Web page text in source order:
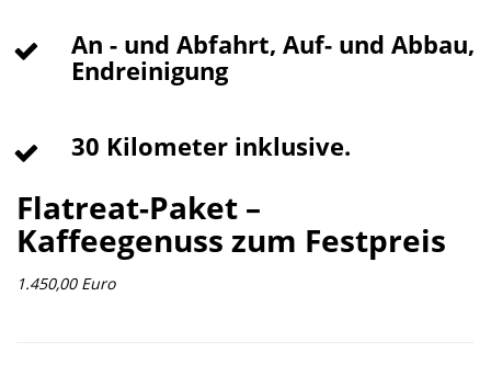
An - und Abfahrt, Auf- und Abbau,
Endreinigung
30 Kilometer inklusive.
Flatreat-Paket –
Kaffeegenuss zum Festpreis
1.450,00 Euro